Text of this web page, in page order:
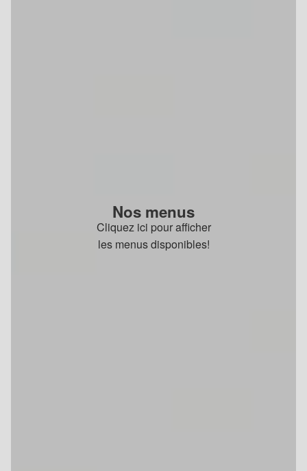
Nos menus
Cliquez ici pour afficher
les menus disponibles!